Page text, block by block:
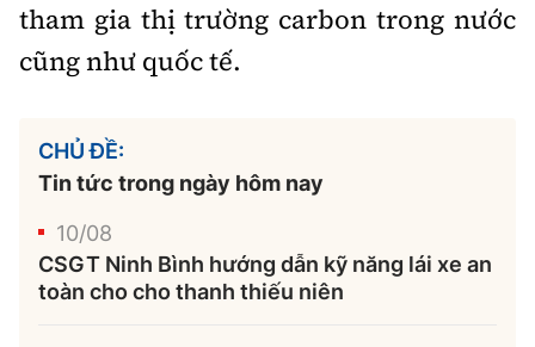
tham gia thị trường carbon trong nước
cũng như quốc tế.
CHỦ ĐỀ:
Tin tức trong ngày hôm nay
10/08
CSGT Ninh Bình hướng dẫn kỹ năng lái xe an
toàn cho cho thanh thiếu niên